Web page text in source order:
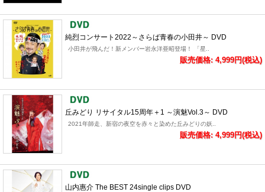
純烈コンサート2022～さらば青春の小田井～ DVD
小田井が飛んだ！新メンバー岩永洋亜昭登場！ 「星..
販売価格: 4,999円(税込)
丘みどり リサイタル15周年＋1 ～演魅Vol.3～ DVD
2021年師走、新宿の夜空を赤々と染めた丘みどりの妖..
販売価格: 4,999円(税込)
山内惠介 The BEST 24single clips DVD